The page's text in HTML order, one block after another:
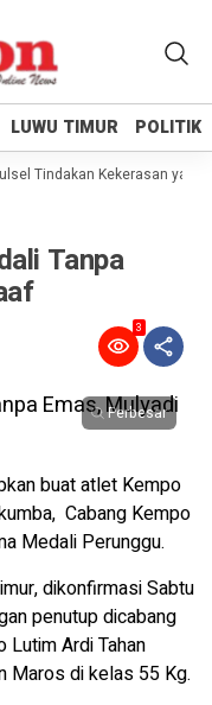
LUWU TIMUR POLITIK
LUWU TIMUR POLITIK
Tindakan Kekerasan
Tanpa
3
Perbesar
buat atlet Kempo
Cabang Kempo
Medali Perunggu.
dikonfirmasi Sabtu
penutup dicabang
Ardi Tahan
Maros di kelas 55 Kg.